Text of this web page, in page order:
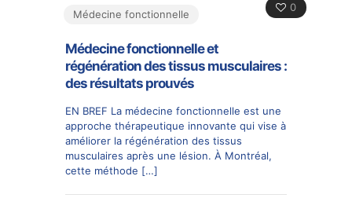
0
Médecine fonctionnelle
Médecine fonctionnelle et
régénération des tissus musculaires :
des résultats prouvés
EN BREF La médecine fonctionnelle est une
approche thérapeutique innovante qui vise à
améliorer la régénération des tissus
musculaires après une lésion. À Montréal,
cette méthode […]